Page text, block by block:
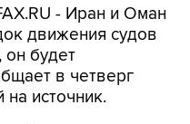
- Иран и Оман
движения судов
будет
в четверг
источник.